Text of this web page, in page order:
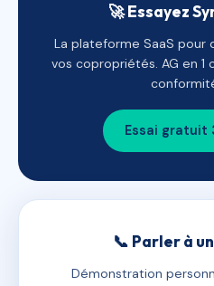
🚀 Essayez
La plateforme SaaS pour
vos copropriétés. AG en 1
Essai gratuit
📞 Parler à
Démonstration